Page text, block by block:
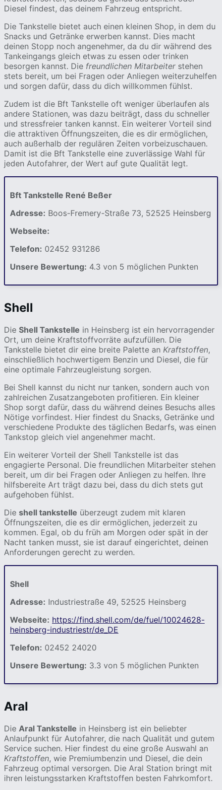
Diesel findest, das deinem Fahrzeug entspricht.
Die Tankstelle bietet auch einen kleinen Shop, in dem du
Snacks und Getränke erwerben kannst. Dies macht
deinen Stopp noch angenehmer, da du dir während des
Tankeingangs gleich etwas zu essen oder trinken
besorgen kannst. Die freundlichen Mitarbeiterstehen
stets bereit, um bei Fragen oder Anliegen weiterzuhelfen
und sorgen dafür, dass du dich willkommen fühlst.
Zudem ist die Bft Tankstelle oft weniger überlaufen als
andere Stationen, was dazu beiträgt, dass du schneller
und stressfreier tanken kannst. Ein weiterer Vorteil sind
die attraktiven Öffnungszeiten, die es dir ermöglichen,
auch außerhalb der regulären Zeiten vorbeizuschauen.
Damit ist die Bft Tankstelle eine zuverlässige Wahl für
jeden Autofahrer, der Wert auf gute Qualität legt.
Bft Tankstelle René Beßer
Adresse: Boos-Fremery-Straße 73, 52525 Heinsberg
Webseite:
Telefon: 02452 931286
Unsere Bewertung: 4.3 von 5 möglichen Punkten
Shell
Die Shell Tankstelle in Heinsberg ist ein hervorragender
Ort, um deine Kraftstoffvorräte aufzufüllen. Die
Tankstelle bietet dir eine breite Palette an Kraftstoffen,
einschließlich hochwertigem Benzin und Diesel, die für
eine optimale Fahrzeugleistung sorgen.
Bei Shell kannst du nicht nur tanken, sondern auch von
zahlreichen Zusatzangeboten profitieren. Ein kleiner
Shop sorgt dafür, dass du während deines Besuchs alles
Nötige vorfindest. Hier findest du Snacks, Getränke und
verschiedene Produkte des täglichen Bedarfs, was einen
Tankstop gleich viel angenehmer macht.
Ein weiterer Vorteil der Shell Tankstelle ist das
engagierte Personal. Die freundlichen Mitarbeiter stehen
bereit, um dir bei Fragen oder Anliegen zu helfen. Ihre
hilfsbereite Art trägt dazu bei, dass du dich stets gut
aufgehoben fühlst.
Die shell tankstelle überzeugt zudem mit klaren
Öffnungszeiten, die es dir ermöglichen, jederzeit zu
kommen. Egal, ob du früh am Morgen oder spät in der
Nacht tanken musst, sie ist darauf eingerichtet, deinen
Anforderungen gerecht zu werden.
Shell
Adresse: Industriestraße 49, 52525 Heinsberg
Webseite: https://find.shell.com/de/fuel/10024628-
heinsberg-industriestr/de_DE
Telefon: 02452 24020
Unsere Bewertung: 3.3 von 5 möglichen Punkten
Aral
Die Aral Tankstelle in Heinsberg ist ein beliebter
Anlaufpunkt für Autofahrer, die nach Qualität und gutem
Service suchen. Hier findest du eine große Auswahl an
Kraftstoffen, wie Premiumbenzin und Diesel, die dein
Fahrzeug optimal versorgen. Die Aral Station bringt mit
ihren leistungsstarken Kraftstoffen besten Fahrkomfort.